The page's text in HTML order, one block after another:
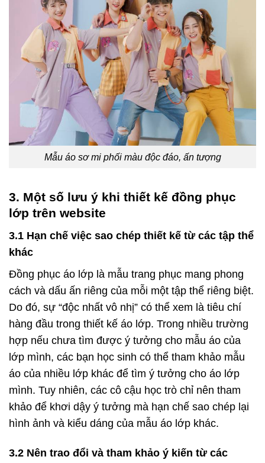
Mẫu áo sơ mi phối màu độc đáo, ấn tượng
3. Một số lưu ý khi thiết kế đồng phục
lớp trên website
3.1 Hạn chế việc sao chép thiết kế từ các tập thể
khác
Đồng phục áo lớp là mẫu trang phục mang phong
cách và dấu ấn riêng của mỗi một tập thể riêng biệt.
Do đó, sự “độc nhất vô nhị” có thể xem là tiêu chí
hàng đầu trong thiết kế áo lớp. Trong nhiều trường
hợp nếu chưa tìm được ý tưởng cho mẫu áo của
lớp mình, các bạn học sinh có thể tham khảo mẫu
áo của nhiều lớp khác để tìm ý tưởng cho áo lớp
mình. Tuy nhiên, các cô cậu học trò chỉ nên tham
khảo để khơi dậy ý tưởng mà hạn chế sao chép lại
hình ảnh và kiểu dáng của mẫu áo lớp khác.
3.2 Nên trao đổi và tham khảo ý kiến từ các